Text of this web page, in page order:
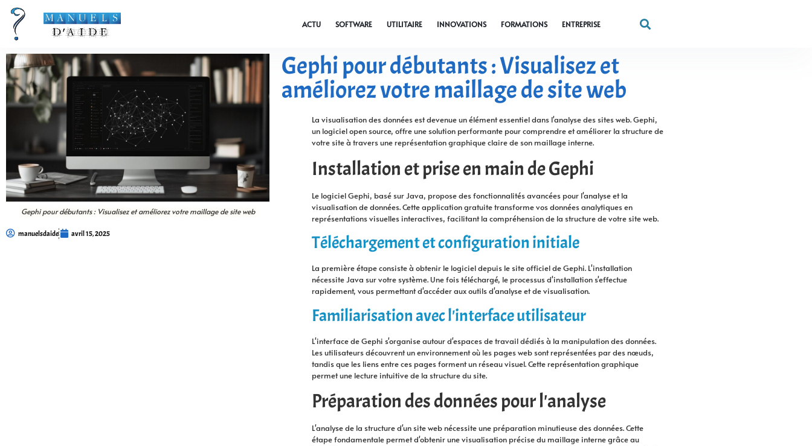
ACTU SOFTWARE UTILITAIRE INNOVATIONS FORMATIONS ENTREPRISE
Gephi pour débutants : Visualisez et améliorez votre maillage de site web
manuelsdaide avril 15, 2025
Gephi pour débutants : Visualisez et
améliorez votre maillage de site web
La visualisation des données est devenue un élément essentiel dans l'analyse des sites web. Gephi,
un logiciel open source, offre une solution performante pour comprendre et améliorer la structure de
votre site à travers une représentation graphique claire de son maillage interne.
Installation et prise en main de Gephi
Le logiciel Gephi, basé sur Java, propose des fonctionnalités avancées pour l'analyse et la
visualisation de données. Cette application gratuite transforme vos données analytiques en
représentations visuelles interactives, facilitant la compréhension de la structure de votre site web.
Téléchargement et configuration initiale
La première étape consiste à obtenir le logiciel depuis le site officiel de Gephi. L'installation
nécessite Java sur votre système. Une fois téléchargé, le processus d'installation s'effectue
rapidement, vous permettant d'accéder aux outils d'analyse et de visualisation.
Familiarisation avec l'interface utilisateur
L'interface de Gephi s'organise autour d'espaces de travail dédiés à la manipulation des données.
Les utilisateurs découvrent un environnement où les pages web sont représentées par des nœuds,
tandis que les liens entre ces pages forment un réseau visuel. Cette représentation graphique
permet une lecture intuitive de la structure du site.
Préparation des données pour l'analyse
L'analyse de la structure d'un site web nécessite une préparation minutieuse des données. Cette
étape fondamentale permet d'obtenir une visualisation précise du maillage interne grâce au